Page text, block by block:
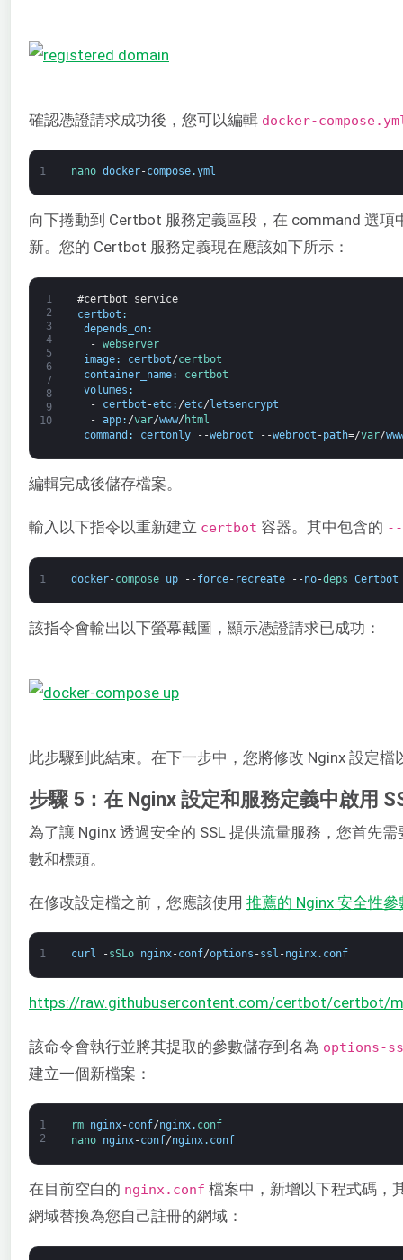
確認憑證請求成功後，您可以編輯 docker-
1 nano docker-compose.yml
向下捲動到 Certbot 服務定義區段，在 command 選項
新。您的 Certbot 服務定義現在應該如下所示：
1
2
3
4
5
6
7
8
9
10
#certbot service
certbot :
depends_on:
- webserver
image: certbot/certbot
container_name:
certbot
volumes :
-
certbot -etc: /etc/ letsencrypt
- app: /var/www/ html
command : certonly --webroot --webroot -path=/var/
編輯完成後儲存檔案。
輸入以下指令以重新建立 certbot 容器。其中包含的 --
1 docker-compose up --force- recreate --no-deps Certbot
該指令會輸出以下螢幕截圖，顯示憑證請求已成功：
此步驟到此結束。在下一步中，您將修改 Nginx 設定檔
步驟 5：在 Nginx 設定和服務定義中啟用
為了讓 Nginx 透過安全的 SSL 提供流量服務，您首先
數和標頭。
在修改設定檔之前，您應該使用 推薦的 Nginx 安全性參
1 curl -sSLo nginx-conf/options -ssl -nginx. conf
https://raw.githubusercontent.com/certbot/certbot/
該命令會執行並將其提取的參數儲存到名為 options-
建立一個新檔案：
1
2
rm nginx-conf/nginx. conf
nano nginx-conf/nginx. conf
在目前空白的 nginx.conf 檔案中，新增以下程式碼，
網域替換為您自己註冊的網域：